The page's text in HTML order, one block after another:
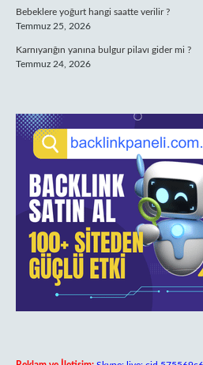
Bebeklere yoğurt hangi saatte verilir ?
Temmuz 25, 2026
Karnıyarığın yanına bulgur pilavı gider mi ?
Temmuz 24, 2026